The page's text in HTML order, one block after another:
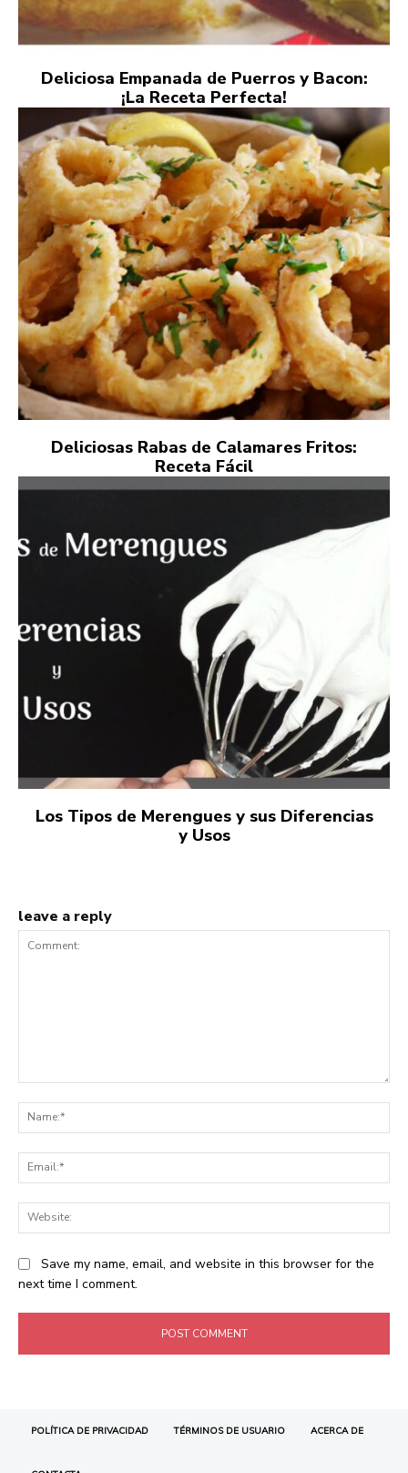
POLÍTICA DE PRIVACIDAD TÉRMINOS DE USUARIO ACERCA DE